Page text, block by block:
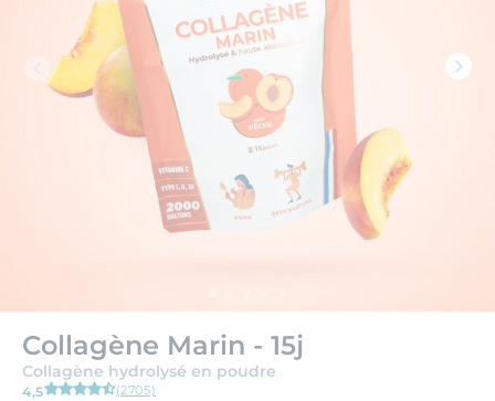
4,5 (2705)
Collagène Marin - 15j
Collagène hydrolysé en poudre